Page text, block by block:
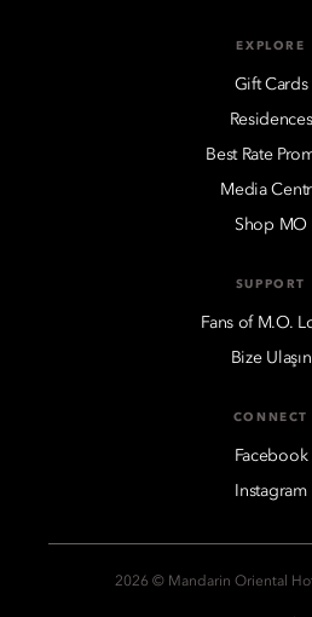
EXPLORE
Gift Cards
Residences
Best Rate
Media
Shop MO
SUPPORT
Fans of M.O.
Bize Ulaşın
CONNECT
Facebook
Instagram
2026 © Mandarin Oriental